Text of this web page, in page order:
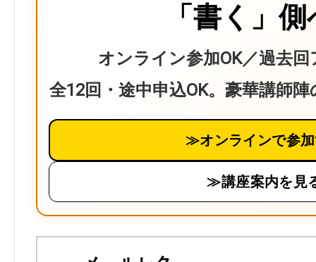
「書く」
オンライン参加OK／過去
全12回・途中申込OK。豪華講師
≫オンラインで参
≫講座案内を見